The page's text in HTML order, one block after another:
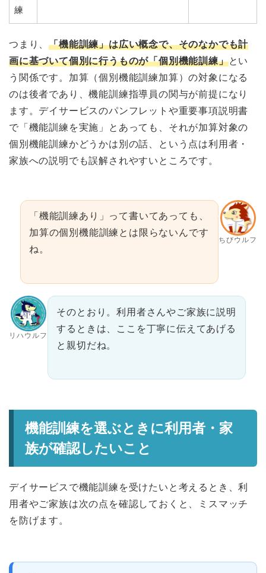
練
つまり、「機能訓練」は広い概念で、そのなかでも計
画に基づいて個別に行うものが「個別機能訓練」とい
う関係です。加算（個別機能訓練加算）の対象になる
のは後者であり、機能訓練指導員の関与が前提になり
ます。デイサービスのパンフレットや重要事項説明書
で「機能訓練を実施」とあっても、それが加算対象の
個別機能訓練かどうかは別の話、という点は利用者・
家族への説明でも誤解されやすいところです。
ちびウルフ
「機能訓練あり」って書いてあっても、
加算の個別機能訓練とは限らないんです
ね。
リハウルフ
そのとおり。利用者さんやご家族に説明
するときは、ここを丁寧に伝えてあげる
と親切だね。
機能訓練を選ぶときに利用者・家
族が確認したいこと
デイサービスで機能訓練を受けたいと考えるとき、利
用者やご家族は次の点を確認しておくと、ミスマッチ
を防げます。